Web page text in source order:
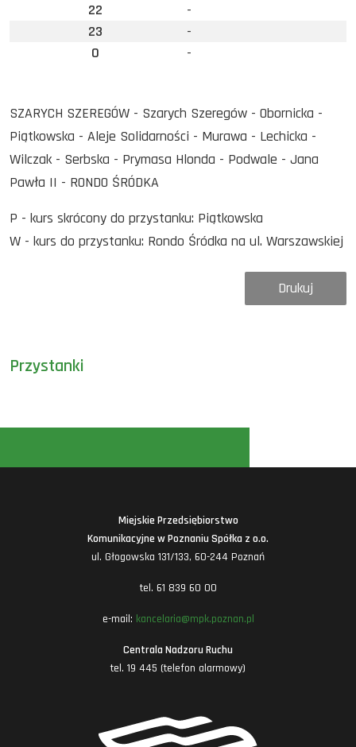
Przystanki
22
-
23
-
0
-
SZARYCH SZEREGÓW - Szarych Szeregów - Obornicka -
Piątkowska - Aleje Solidarności - Murawa - Lechicka -
Wilczak - Serbska - Prymasa Hlonda - Podwale - Jana
Pawła II - RONDO ŚRÓDKA
P - kurs skrócony do przystanku: Piątkowska
W - kurs do przystanku: Rondo Śródka na ul. Warszawskiej
Drukuj
Miejskie Przedsiębiorstwo
Komunikacyjne w Poznaniu Spółka z o.o.
ul. Głogowska 131/133, 60-244 Poznań
tel. 61 839 60 00
e-mail: kancelaria@mpk.poznan.pl
Centrala Nadzoru Ruchu
tel. 19 445 (telefon alarmowy)